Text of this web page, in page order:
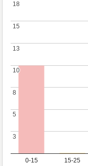
0-15 15-25
3
3
5
5
8
8
10
10
13
13
15
15
18
18